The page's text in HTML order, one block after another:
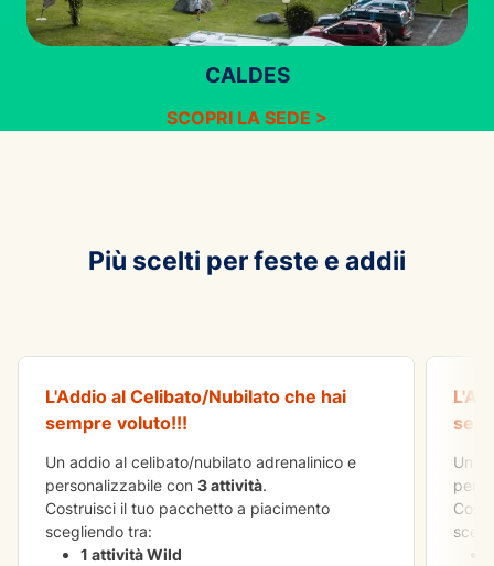
CALDES
SCOPRI LA SEDE >
Più scelti per feste e addii
L'Addio al Celibato/Nubilato che hai
sempre voluto!!!
Un addio al celibato/nubilato adrenalinico e
personalizzabile con 3 attività.
Costruisci il tuo pacchetto a piacimento
scegliendo tra:
1 attività Wild
Un